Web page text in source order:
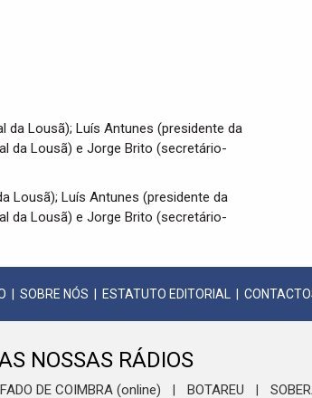
Lousã); Luís Antunes (presidente da
da Lousã) e Jorge Brito (secretário-
SOBRE NÓS ESTATUTO EDITORIAL
NOSSAS RÁDIOS
FADO DE COIMBRA (online) BOTAREU